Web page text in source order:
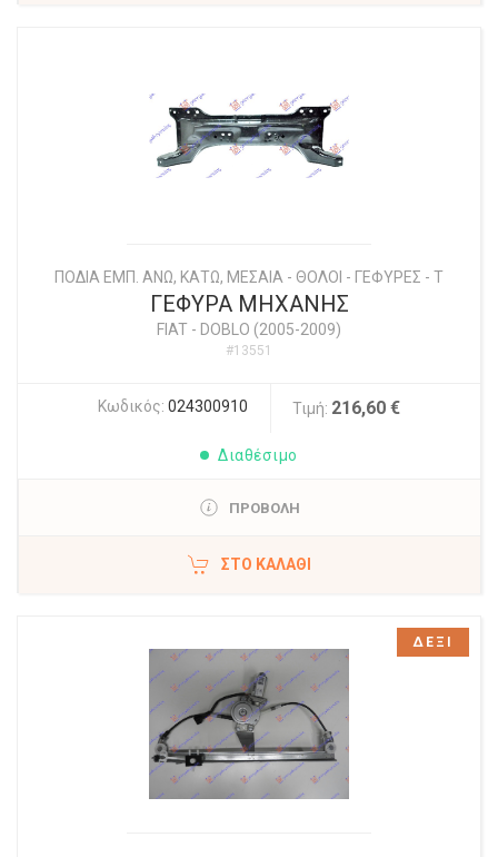
ΠΟΔΙΑ ΕΜΠ. ΑΝΩ, ΚΑΤΩ, ΜΕΣΑΙΑ - ΘΟΛΟΙ - ΓΕΦΥΡΕΣ - Τ
ΓΕΦΥΡΑ ΜΗΧΑΝΗΣ
FIAT - DOBLO (2005-2009)
#13551
Κωδικός: 024300910 Τιμή: 216,60 €
Διαθέσιμο
ΠΡΟΒΟΛΗ
ΣΤΟ ΚΑΛΆΘΙ
ΔΕΞΙ